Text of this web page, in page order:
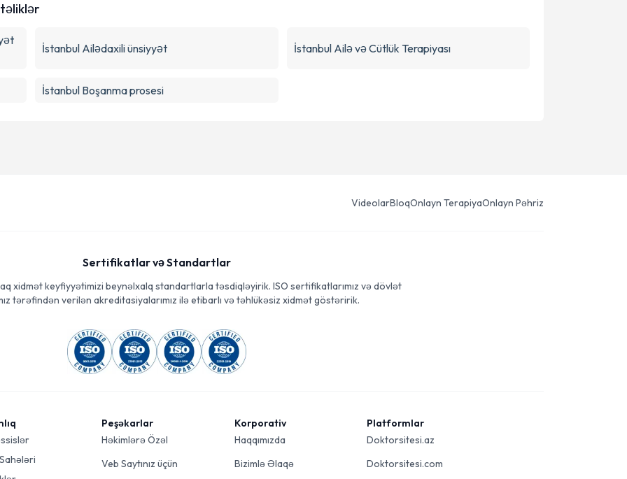
İstanbul Ailədaxili ünsiyyət İstanbul Ailə və Cütlük Terapiyası
İstanbul Boşanma prosesi
VideolarBloqOnlayn TerapiyaOnlayn Pəhriz
Sertifikatlar və Standartlar
xidmət keyfiyyətimizi beynəlxalq standartlarla təsdiqləyirik. ISO sertifikatlarımız və dövlət
tərəfindən verilən akreditasiyalarımız ilə etibarlı və təhlükəsiz xidmət göstəririk.
Peşəkarlar
Həkimlərə Özəl
Veb Saytınız üçün
Korporativ
Haqqımızda
Bizimlə Əlaqə
Platformlar
Doktorsitesi.az
Doktorsitesi.com